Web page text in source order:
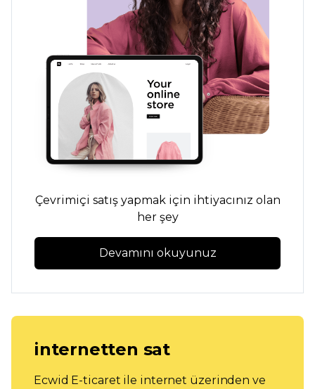
Çevrimiçi satış yapmak için ihtiyacınız olan
her şey
Devamını okuyunuz
internetten sat
Ecwid E-ticaret ile internet üzerinden ve